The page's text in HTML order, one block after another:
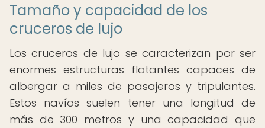
Tamaño y capacidad de los
cruceros de lujo
Los cruceros de lujo se caracterizan por ser
enormes estructuras flotantes capaces de
albergar a miles de pasajeros y tripulantes.
Estos navíos suelen tener una longitud de
más de 300 metros y una capacidad que